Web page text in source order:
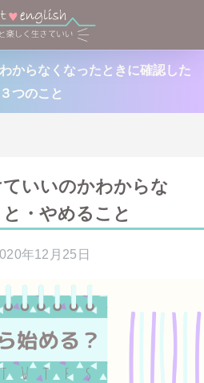
からなくなったときに確認した
つのこと
ていいのかわからな
・やめること
年12月25日